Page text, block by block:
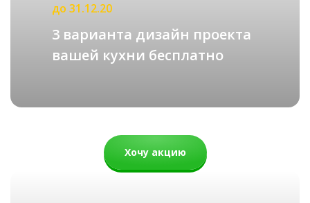
Рассчитать стоимость
до 31.12.20
3 варианта дизайн проекта
вашей кухни бесплатно
Хочу акцию